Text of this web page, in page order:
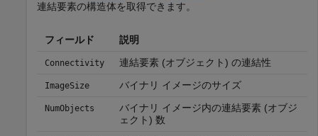
連結要素の構造体を取得できます。
フィールド 説明
Connectivity 連結要素 (オブジェクト) の連結性
ImageSize バイナリ イメージのサイズ
NumObjects
バイナリ イメージ内の連結要素 (オブジ
ェクト) 数